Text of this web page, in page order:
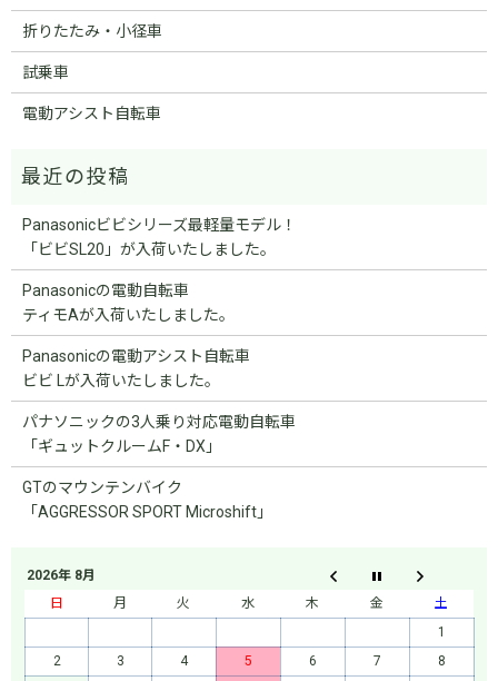
折りたたみ・小径車
試乗車
電動アシスト自転車
Panasonicビビシリーズ最軽量モデル！
「ビビSL20」が入荷いたしました。
Panasonicの電動自転車
ティモAが入荷いたしました。
Panasonicの電動アシスト自転車
ビビ Lが入荷いたしました。
パナソニックの3人乗り対応電動自転車
「ギュットクルームF・DX」
GTのマウンテンバイク
「AGGRESSOR SPORT Microshift」
2026年 8月
日
月 火 水 木 金
土
1
2
3 4 5 6 7
8